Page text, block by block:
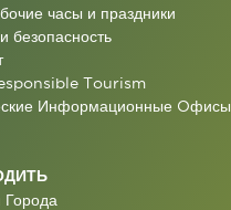
часы и праздники
безопасность
Tourism
Информационные Oфисы
Города